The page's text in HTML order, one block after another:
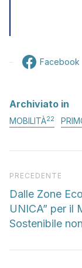
Facebook
Archiviato in
MOBILITÀ22
Articolo
PRECEDENTE
Dalle Zone
UNICA” per il
Sostenibile